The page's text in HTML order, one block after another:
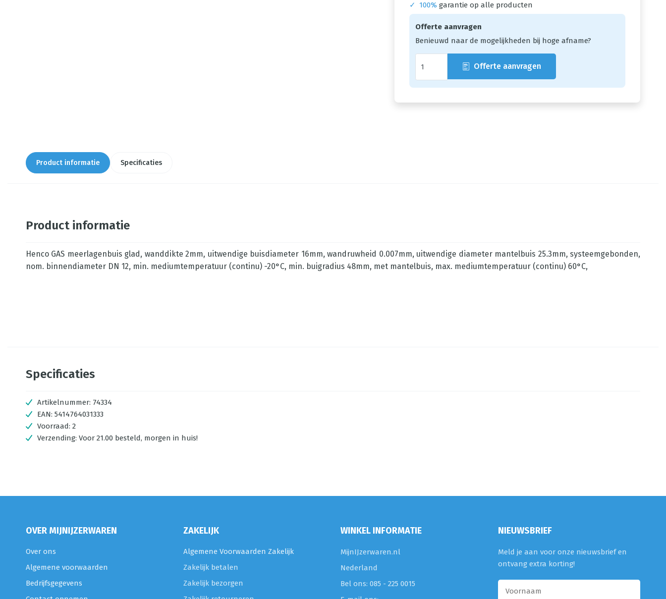
✓
100% garantie op alle producten
Offerte aanvragen
Benieuwd naar de mogelijkheden bij hoge afname?
Offerte aanvragen
Product informatie Specificaties
Product informatie
Henco GAS meerlagenbuis glad, wanddikte 2mm, uitwendige buisdiameter 16mm, wandruwheid 0.007mm, uitwendige diameter mantelbuis 25.3mm, systeemgebonden,
nom. binnendiameter DN 12, min. mediumtemperatuur (continu) -20°C, min. buigradius 48mm, met mantelbuis, max. mediumtemperatuur (continu) 60°C,
Specificaties
Artikelnummer: 74334
EAN: 5414764031333
Voorraad: 2
Verzending: Voor 21.00 besteld, morgen in huis!
OVER MIJNIJZERWAREN
Over ons
Algemene voorwaarden
Bedrijfsgegevens
ZAKELIJK
Algemene Voorwaarden Zakelijk
Zakelijk betalen
Zakelijk bezorgen
WINKEL INFORMATIE
MijnIJzerwaren.nl
Nederland
Bel ons: 085 - 225 0015
NIEUWSBRIEF
Meld je aan voor onze nieuwsbrief en
ontvang extra korting!